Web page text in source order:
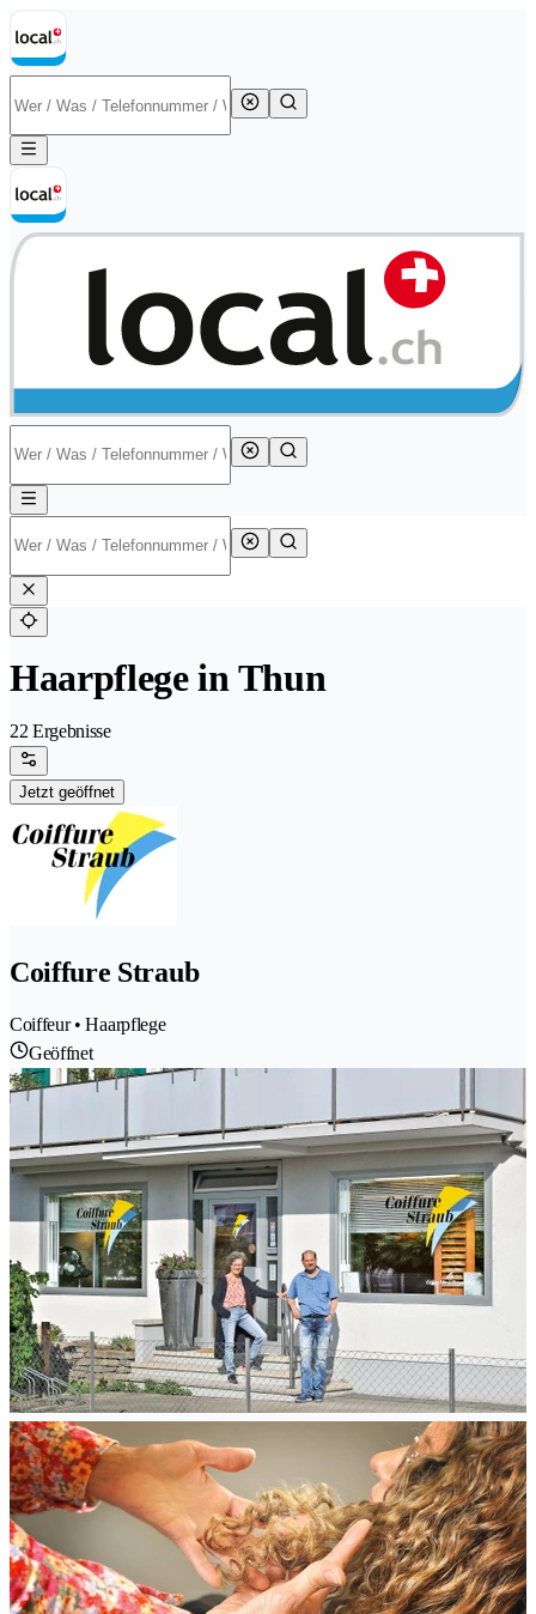
Haarpflege in Thun
22 Ergebnisse
Jetzt geöffnet
Coiffure Straub
Coiffeur • Haarpflege
Geöffnet